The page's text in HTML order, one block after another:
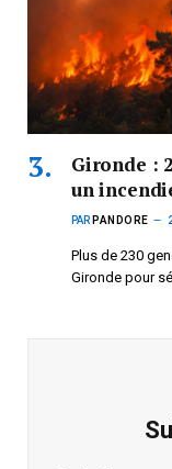
Gironde :
un
PAR PANDORE
Plus de 230
Gironde pour